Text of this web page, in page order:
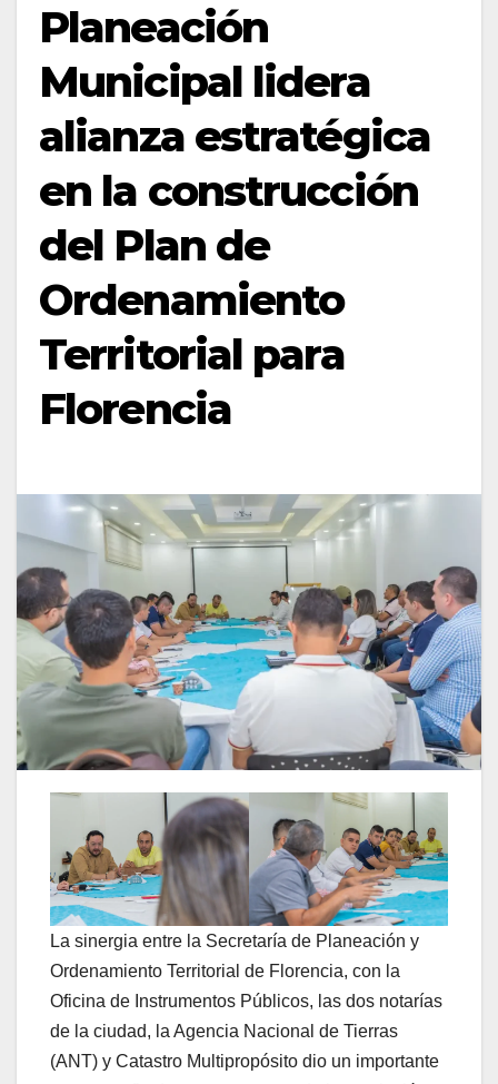
Planeación
Municipal lidera
alianza estratégica
en la construcción
del Plan de
Ordenamiento
Territorial para
Florencia
La sinergia entre la Secretaría de Planeación y
Ordenamiento Territorial de Florencia, con la
Oficina de Instrumentos Públicos, las dos notarías
de la ciudad, la Agencia Nacional de Tierras
(ANT) y Catastro Multipropósito dio un importante